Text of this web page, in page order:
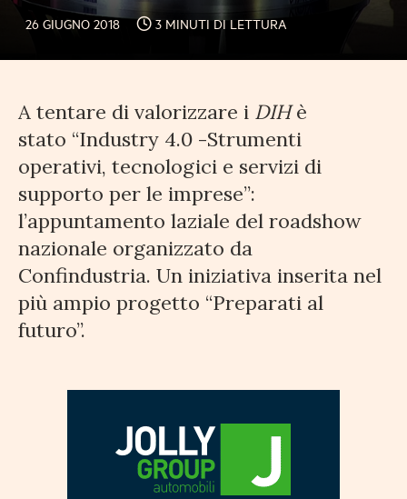
26 GIUGNO 2018 3 MINUTI DI LETTURA
A tentare di valorizzare i DIHè
stato “Industry 4.0 -Strumenti
operativi, tecnologici e servizi di
supporto per le imprese”:
l’appuntamento laziale del roadshow
nazionale organizzato da
Confindustria. Un iniziativa inserita nel
più ampio progetto “Preparati al
futuro”.